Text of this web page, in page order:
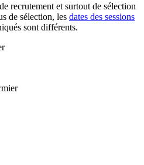
recrutement et surtout de sélection
de sélection, les dates des sessions
sont différents.